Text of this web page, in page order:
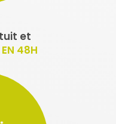
et
EN 48H